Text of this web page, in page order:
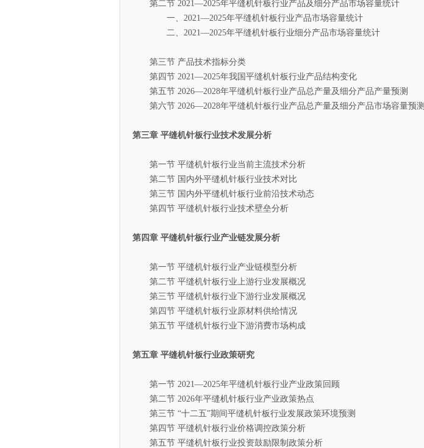
第二节 2021—2025年平缝机针板行业产品及细分产品市场容量统计
一、2021—2025年平缝机针板行业产品市场容量统计
二、2021—2025年平缝机针板行业细分产品市场容量统计
第三节 产品技术指标分类
第四节 2021—2025年我国平缝机针板行业产品结构变化
第五节 2026—2028年平缝机针板行业产品总产量及细分产品产量预测
第六节 2026—2028年平缝机针板行业产品总产量及细分产品市场容量预测
第三章 平缝机针板行业技术发展分析
第一节 平缝机针板行业当前主流技术分析
第二节 国内外平缝机针板行业技术对比
第三节 国内外平缝机针板行业前沿技术动态
第四节 平缝机针板行业技术壁垒分析
第四章 平缝机针板行业产业链发展分析
第一节 平缝机针板行业产业链模型分析
第二节 平缝机针板行业上游行业发展概况
第三节 平缝机针板行业下游行业发展概况
第四节 平缝机针板行业原材料供给情况
第五节 平缝机针板行业下游消费市场构成
第五章 平缝机针板行业政策研究
第一节 2021—2025年平缝机针板行业产业政策回顾
第二节 2026年平缝机针板行业产业政策热点
第三节 “十二五”期间平缝机针板行业发展政策环境预测
第四节 平缝机针板行业价格调控政策分析
第五节 平缝机针板行业投资鼓励限制政策分析